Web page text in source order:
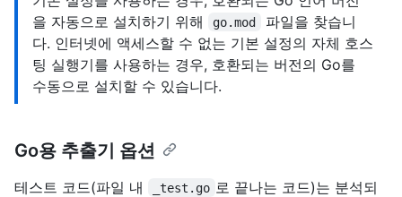
을 자동으로 설치하기 위해
go.mod
파일을 찾습니
다. 인터넷에 액세스할 수 없는 기본 설정의 자체 호스
팅 실행기를 사용하는 경우, 호환되는 버전의 Go를
수동으로 설치할 수 있습니다.
Go용 추출기 옵션
테스트 코드(파일 내 _test.go 로 끝나는 코드)는 분석되